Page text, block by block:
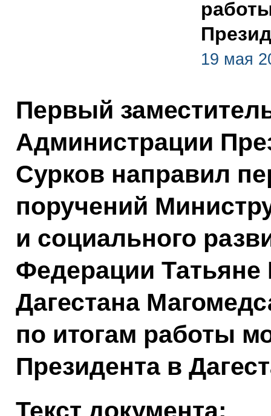
19 мая
Первый
Администрации
Сурков направил
поручений
и социального
Федерации Татьяне
Дагестана
по итогам работы
Президента в